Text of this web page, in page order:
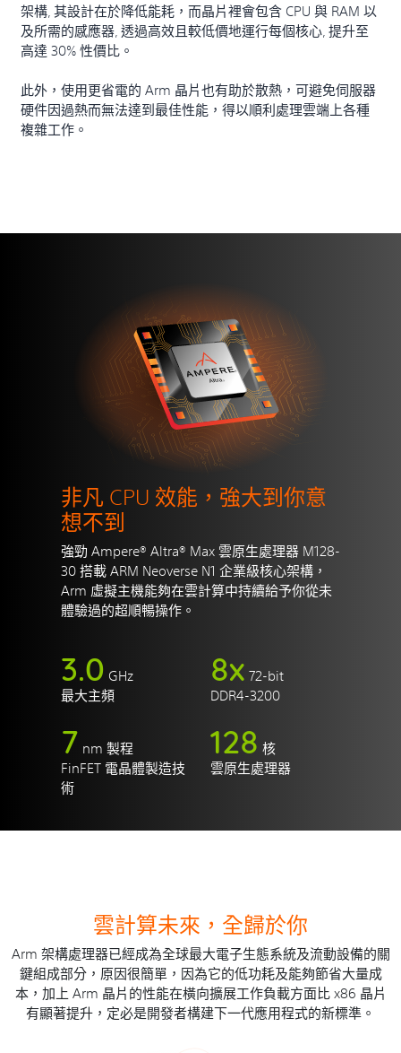
架構, 其設計在於降低能耗，而晶片裡會包含 CPU 與 RAM 以
及所需的感應器, 透過高效且較低價地運行每個核心, 提升至
高達 30% 性價比。
此外，使用更省電的 Arm 晶片也有助於散熱，可避免伺服器
硬件因過熱而無法達到最佳性能，得以順利處理雲端上各種
複雜工作。
非凡 CPU 效能，強大到你意
想不到
強勁 Ampere® Altra® Max 雲原生處理器 M128-
30 搭載 ARM Neoverse N1 企業級核心架構，
Arm 虛擬主機能夠在雲計算中持續給予你從未
體驗過的超順暢操作。
3.0 GHz
最大主頻
8x 72-bit
DDR4-3200
7 nm 製程
FinFET 電晶體製造技
術
128 核
雲原生處理器
雲計算未來，全歸於你
Arm 架構處理器已經成為全球最大電子生態系統及流動設備的關
鍵組成部分，原因很簡單，因為它的低功耗及能夠節省大量成
本，加上 Arm 晶片的性能在橫向擴展工作負載方面比 x86 晶片
有顯著提升，定必是開發者構建下一代應用程式的新標準。